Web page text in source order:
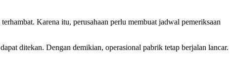
Karena itu, perusahaan perlu membuat jadwal pemeriksaan
ditekan. Dengan demikian, operasional pabrik tetap berjalan lancar.